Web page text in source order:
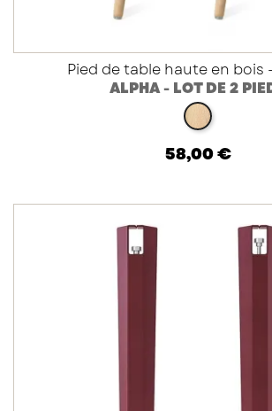
Pied de table haute en bois
ALPHA - LOT DE 2
hêtre
58,00 €